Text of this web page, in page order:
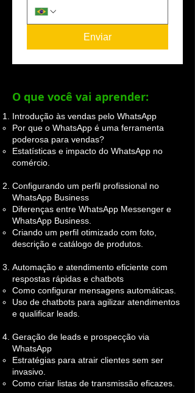
Enviar
O que você vai aprender:
Introdução às vendas pelo WhatsApp
Por que o WhatsApp é uma ferramenta
poderosa para vendas?
Estatísticas e impacto do WhatsApp no
comércio.
Configurando um perfil profissional no
WhatsApp Business
Diferenças entre WhatsApp Messenger e
WhatsApp Business.
Criando um perfil otimizado com foto,
descrição e catálogo de produtos.
Automação e atendimento eficiente com
respostas rápidas e chatbots
Como configurar mensagens automáticas.
Uso de chatbots para agilizar atendimentos
e qualificar leads.
Geração de leads e prospecção via
WhatsApp
Estratégias para atrair clientes sem ser
invasivo.
Como criar listas de transmissão eficazes.